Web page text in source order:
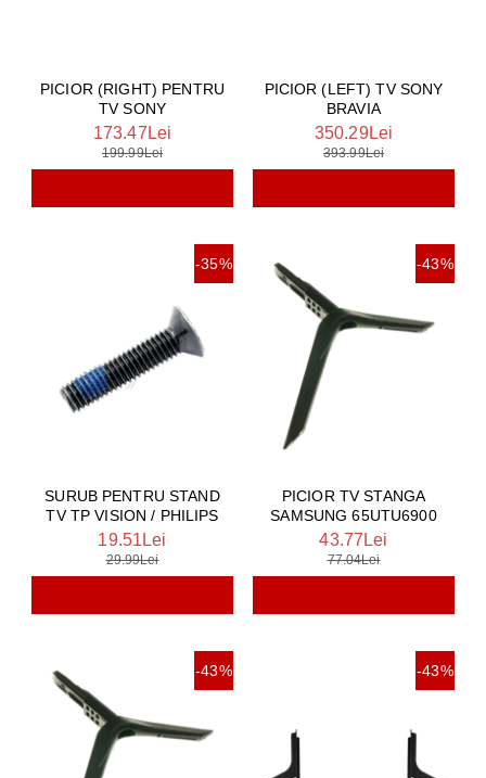
PICIOR (RIGHT) PENTRU
TV SONY
173.47Lei
199.99Lei
PICIOR (LEFT) TV SONY
BRAVIA
350.29Lei
393.99Lei
-35%
SURUB PENTRU STAND
TV TP VISION / PHILIPS
19.51Lei
29.99Lei
-43%
PICIOR TV STANGA
SAMSUNG 65UTU6900
43.77Lei
77.04Lei
-43% -43%